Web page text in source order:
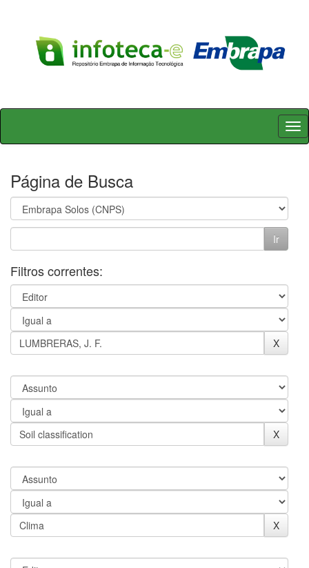
Skip
Página de Busca
Filtros correntes: